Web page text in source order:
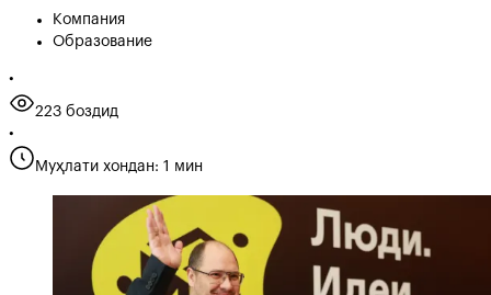
Компания
Образование
•
223 боздид
•
Муҳлати хондан: 1 мин